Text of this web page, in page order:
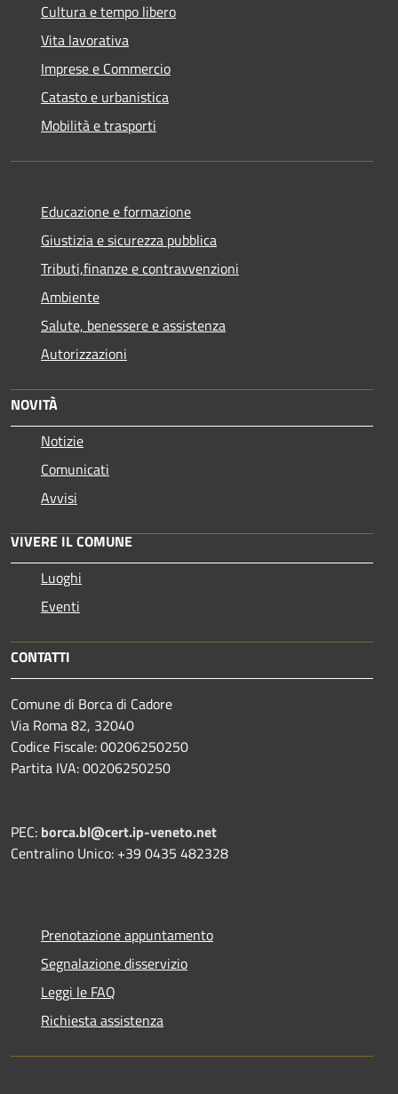
Cultura e tempo libero
Vita lavorativa
Imprese e Commercio
Catasto e urbanistica
Mobilità e trasporti
Educazione e formazione
Giustizia e sicurezza pubblica
Tributi,finanze e contravvenzioni
Ambiente
Salute, benessere e assistenza
Autorizzazioni
NOVITÀ
Notizie
Comunicati
Avvisi
VIVERE IL COMUNE
Luoghi
Eventi
CONTATTI
Comune di Borca di Cadore
Via Roma 82, 32040
Codice Fiscale: 00206250250
Partita IVA: 00206250250
PEC: borca.bl@cert.ip-veneto.net
Centralino Unico: +39 0435 482328
Prenotazione appuntamento
Segnalazione disservizio
Leggi le FAQ
Richiesta assistenza